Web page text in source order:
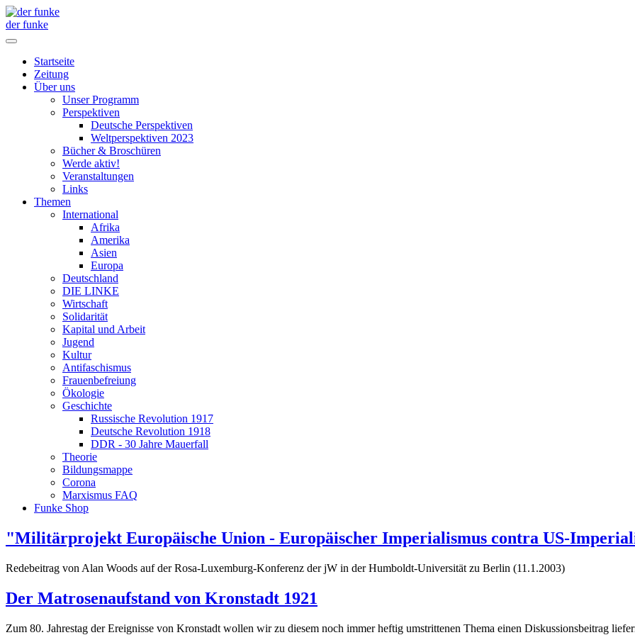
der funke
Startseite
Zeitung
Über uns
Unser Programm
Perspektiven
Deutsche Perspektiven
Weltperspektiven 2023
Bücher & Broschüren
Werde aktiv!
Veranstaltungen
Links
Themen
International
Afrika
Amerika
Asien
Europa
Deutschland
DIE LINKE
Wirtschaft
Solidarität
Kapital und Arbeit
Jugend
Kultur
Antifaschismus
Frauenbefreiung
Ökologie
Geschichte
Russische Revolution 1917
Deutsche Revolution 1918
DDR - 30 Jahre Mauerfall
Theorie
Bildungsmappe
Corona
Marxismus FAQ
Funke Shop
"Militärprojekt Europäische Union - Europäischer Imperialismus contra US-
Redebeitrag von Alan Woods auf der Rosa-Luxemburg-Konferenz der jW in der Humboldt-Universität zu Berlin (11.1.2003)
Der Matrosenaufstand von Kronstadt 1921
Zum 80. Jahrestag der Ereignisse von Kronstadt wollen wir zu diesem noch immer heftig umstrittenen Thema einen Diskussionsbeitrag